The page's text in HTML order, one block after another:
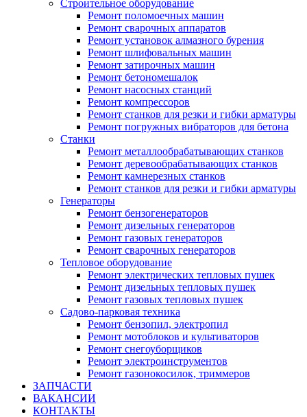
Строительное оборудование
Ремонт поломоечных машин
Ремонт сварочных аппаратов
Ремонт установок алмазного бурения
Ремонт шлифовальных машин
Ремонт затирочных машин
Ремонт бетономешалок
Ремонт насосных станций
Ремонт компрессоров
Ремонт станков для резки и гибки арматуры
Ремонт погружных вибраторов для бетона
Станки
Ремонт металлообрабатывающих станков
Ремонт деревообрабатывающих станков
Ремонт камнерезных станков
Ремонт станков для резки и гибки арматуры
Генераторы
Ремонт бензогенераторов
Ремонт дизельных генераторов
Ремонт газовых генераторов
Ремонт сварочных генераторов
Тепловое оборудование
Ремонт электрических тепловых пушек
Ремонт дизельных тепловых пушек
Ремонт газовых тепловых пушек
Садово-парковая техника
Ремонт бензопил, электропил
Ремонт мотоблоков и культиваторов
Ремонт снегоуборщиков
Ремонт электроинструментов
Ремонт газонокосилок, триммеров
ЗАПЧАСТИ
ВАКАНСИИ
КОНТАКТЫ